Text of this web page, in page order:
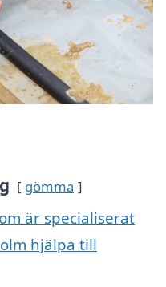
gömma
är specialiserat
hjälpa till